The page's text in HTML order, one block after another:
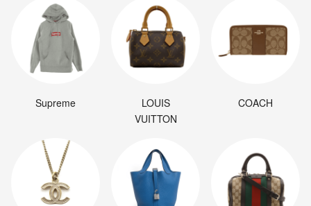
Supreme
LOUIS
VUITTON
COACH